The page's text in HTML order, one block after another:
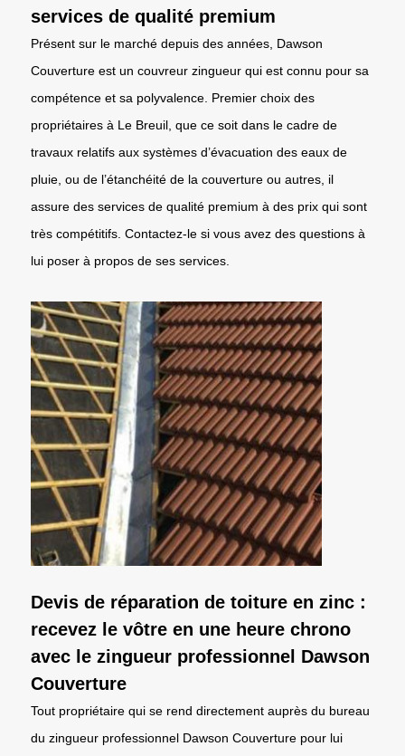
services de qualité premium
Présent sur le marché depuis des années, Dawson
Couverture est un couvreur zingueur qui est connu pour sa
compétence et sa polyvalence. Premier choix des
propriétaires à Le Breuil, que ce soit dans le cadre de
travaux relatifs aux systèmes d’évacuation des eaux de
pluie, ou de l’étanchéité de la couverture ou autres, il
assure des services de qualité premium à des prix qui sont
très compétitifs. Contactez-le si vous avez des questions à
lui poser à propos de ses services.
Devis de réparation de toiture en zinc :
recevez le vôtre en une heure chrono
avec le zingueur professionnel Dawson
Couverture
Tout propriétaire qui se rend directement auprès du bureau
du zingueur professionnel Dawson Couverture pour lui